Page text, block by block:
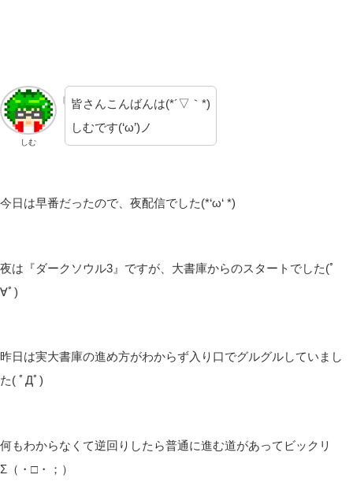
しむ
皆さんこんばんは(*´▽｀*)
しむです(‘ω’)ノ
今日は早番だったので、夜配信でした(*‘ω‘ *)
夜は『ダークソウル3』ですが、大書庫からのスタートでした(ﾟ
∀ﾟ)
昨日は実大書庫の進め方がわからず入り口でグルグルしていまし
た( ﾟДﾟ)
何もわからなくて逆回りしたら普通に進む道があってビックリ
Σ（・□・；）